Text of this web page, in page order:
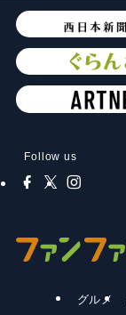
Follow us
グルメ